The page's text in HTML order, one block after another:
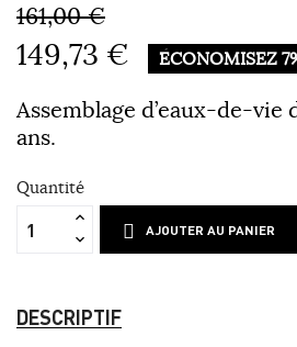
161,00 €
149,73 € ÉCONOMISEZ
Assemblage d’eaux-de-vie
ans.
Quantité
AJOUTER AU PANIER
DESCRIPTIF